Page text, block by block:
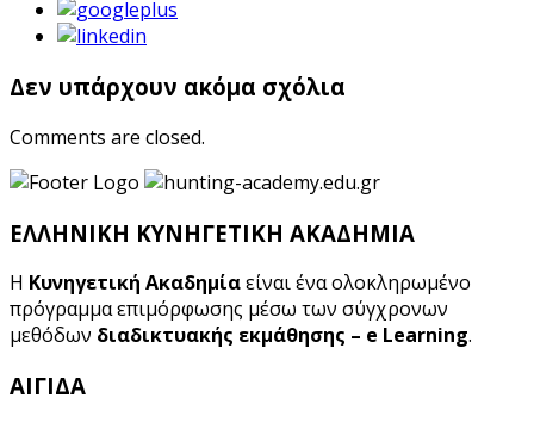
Δεν υπάρχουν ακόμα σχόλια
Comments are closed.
ΕΛΛΗΝΙΚΗ ΚΥΝΗΓΕΤΙΚΗ ΑΚΑΔΗΜΙΑ
Η Κυνηγετική Ακαδημίαείναι ένα ολοκληρωμένο
πρόγραμμα επιμόρφωσης μέσω των σύγχρονων
μεθόδων διαδικτυακής εκμάθησης – e Learning.
ΑΙΓΙΔΑ